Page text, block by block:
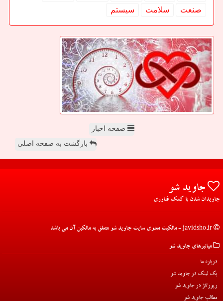
صنعت
سلامت سیستم
صفحه اخبار
بازگشت به صفحه اصلی
جاوید شو
جاویدان شدن با کمک فناوری
میانبرهای جاوید شو
درباره ما
بک لینک در جاوید شو
رپورتاژ در جاوید شو
مطالب جاوید شو